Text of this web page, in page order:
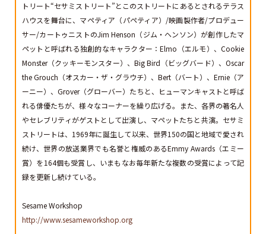
トリート“セサミストリート”とこのストリートにあるとされるテラス
ハウスを舞台に、マペティア（パペティア）/映画製作者/プロデュー
サー/カートゥニストのJim Henson（ジム・ヘンソン）が創作したマ
ペットと呼ばれる独創的なキャラクター：Elmo（エルモ）、Cookie
Monster（クッキーモンスター）、Big Bird（ビッグバード）、Oscar
the Grouch（オスカー・ザ・グラウチ）、Bert（バート）、Ernie（ア
ーニー）、Grover（グローバー）たちと、ヒューマンキャストと呼ば
れる俳優たちが、様々なコーナーを繰り広げる。また、各界の著名人
やセレブリティがゲストとして出演し、マペットたちと共演。セサミ
ストリートは、1969年に誕生して以来、世界150の国と地域で愛され
続け、世界の放送業界でも名誉と権威のあるEmmy Awards（エミー
賞）を164個も受賞し、いまもなお毎年新たな複数の受賞によって記
録を更新し続けている。
Sesame Workshop
http://www.sesameworkshop.org